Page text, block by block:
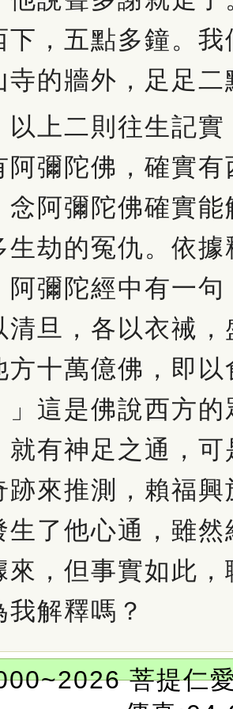
下，五點多鐘。
寺的牆外，足足
二則往生記實
阿彌陀佛，確實
念阿彌陀佛確實
生劫的冤仇。依
阿彌陀經中有一
清旦，各以衣祴
方十萬億佛，即
」這是佛說西方
就有神足之通，
跡來推測，賴福
生了他心通，雖
來，但事實如此
我解釋嗎？
菩提